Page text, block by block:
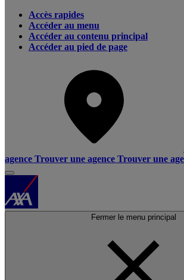
Accès rapides
Accéder au menu
Accéder au contenu principal
Accéder au pied de page
agence Trouver une agence Trouver une
Fermer le menu principal